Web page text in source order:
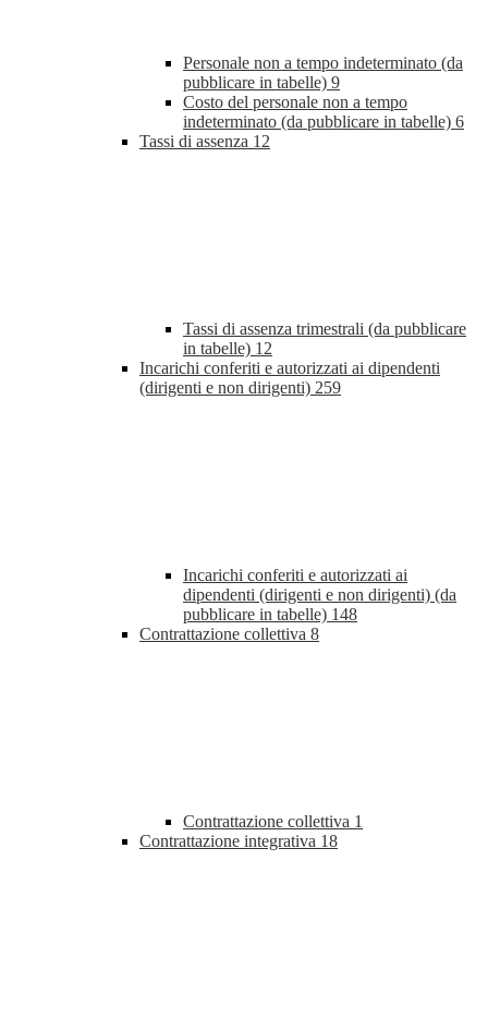
Personale non a tempo indeterminato (da
pubblicare in tabelle) 9
Costo del personale non a tempo
indeterminato (da pubblicare in tabelle) 6
Tassi di assenza 12
Tassi di assenza trimestrali (da pubblicare
in tabelle) 12
Incarichi conferiti e autorizzati ai dipendenti
(dirigenti e non dirigenti) 259
Incarichi conferiti e autorizzati ai
dipendenti (dirigenti e non dirigenti) (da
pubblicare in tabelle) 148
Contrattazione collettiva 8
Contrattazione collettiva 1
Contrattazione integrativa 18